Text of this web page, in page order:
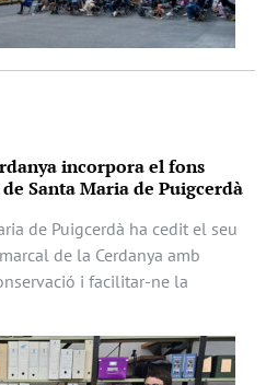
incorpora el fons
Santa Maria de Puigcerdà
de Puigcerdà ha cedit el seu
de la Cerdanya amb
i facilitar-ne la